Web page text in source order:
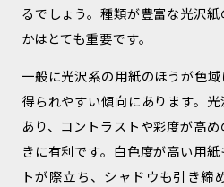
るでしょう。種類が豊富な光沢
かはとても重要です。
一般に光沢系の用紙のほうが色
得られやすい傾向にあります。
あり、コントラストや彩度が高
きに有利です。白色度が高い用
トが際立ち、シャドウも引き締